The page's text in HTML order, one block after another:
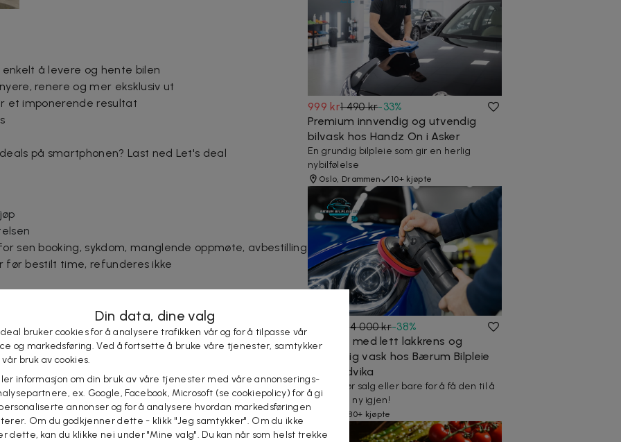
å levere og hente bilen
renere og mer eksklusiv ut
et imponerende resultat
på smartphonen? Last ned Let's deal
sen booking, sykdom, manglende oppmøte, avbestilling
bestilt time, refunderes ikke
og skitt
999 kr1 490 kr-33%
Premium innvendig og utvendig
bilvask hos Handz On i Asker
En grundig bilpleie som gir en herlig
nybilfølelse
Oslo, Drammen 10+ kjøpte
2 499 kr4 000 kr-38%
Polering med lett lakkrens og
innvendig vask hos Bærum Bilpleie
på Sandvika
Perfekt før salg eller bare for å få den til å
føles som ny igjen!
80+ kjøpte
Din data, dine valg
bruker cookies for å analysere trafikken vår og for å tilpasse vår
og markedsføring. Ved å fortsette å bruke våre tjenester, samtykker
bruk av cookies.
informasjon om din bruk av våre tjenester med våre annonserings-
ex. Google, Facebook, Microsoft (se cookiepolicy) for å gi
annonser og for å analysere hvordan markedsføringen
Om du godkjenner dette - klikk "Jeg samtykker". Om du ikke
dette, kan du klikke nei under "Mine valg". Du kan når som helst trekke